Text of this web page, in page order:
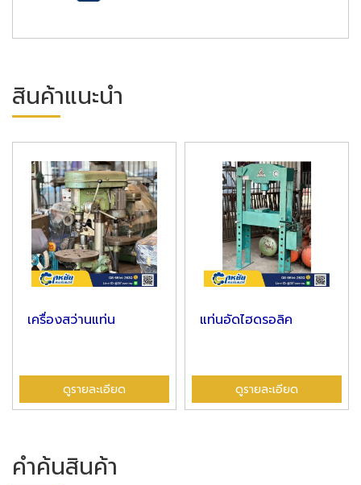
สินค้าแนะนำ
เครื่องสว่านแท่น
ดูรายละเอียด
แท่นอัดไฮดรอลิค
ดูรายละเอียด
คำค้นสินค้า